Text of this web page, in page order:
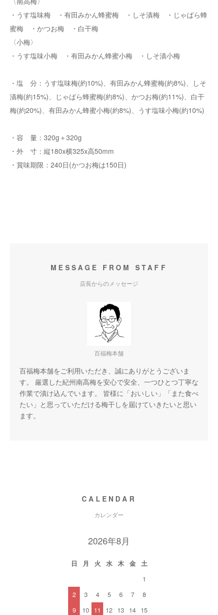
・うす塩味梅 ・有田みかん蜂蜜梅 ・しそ漬梅 ・じゃばら蜂
蜜梅 ・かつお梅 ・白干梅
〈小梅〉
・うす塩味小梅 ・有田みかん蜂蜜小梅 ・しそ漬小梅
・塩 分：うす塩味梅(約10%)、有田みかん蜂蜜梅(約8%)、しそ
漬梅(約15%)、じゃばら蜂蜜梅(約8%)、かつお梅(約11%)、白干
梅(約20%)、有田みかん蜂蜜小梅(約8%)、うす塩味小梅(約10%)
・容 量：320g＋320g
・外 寸：縦180x横325x高50mm
・賞味期限：240日(かつお梅は150日)
MESSAGE FROM STAFF
店長からのメッセージ
百福梅本舗
百福梅本舗をご利用いただき、誠にありがとうございま
す。 厳選した紀州南高梅を安心で安全、一つひとつ丁寧な
作業で漬け込んでいます。 皆様に「おいしい」「また食べ
たい」と思っていただける梅干しを届けていきたいと思い
ます。
CALENDAR
カレンダー
2026年8月
日 月 火 水 木 金
土
1
2
3 4 5 6 7
8
9
10 11 12 13 14 15